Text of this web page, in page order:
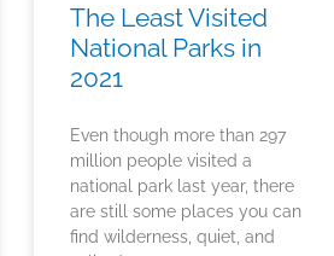
The Least Visited
National Parks in
2021
Even though more than 297
million people visited a
national park last year, there
are still some places you can
find wilderness, quiet, and